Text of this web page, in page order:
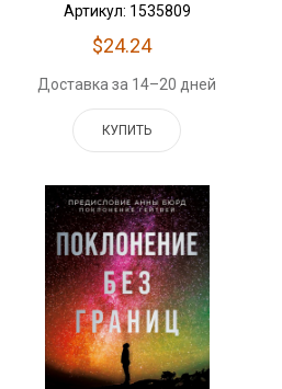
Артикул: 1535809
$24.24
Доставка за 14–20 дней
КУПИТЬ